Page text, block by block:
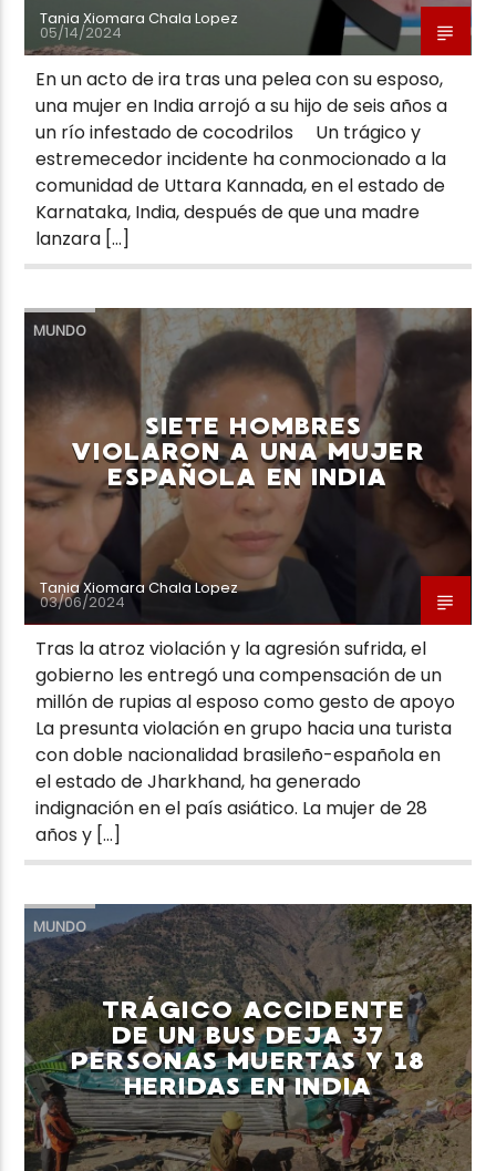
Tania Xiomara Chala Lopez
05/14/2024
En un acto de ira tras una pelea con su esposo,
una mujer en India arrojó a su hijo de seis años a
un río infestado de cocodrilos Un trágico y
estremecedor incidente ha conmocionado a la
comunidad de Uttara Kannada, en el estado de
Karnataka, India, después de que una madre
lanzara […]
MUNDO
SIETE HOMBRES
VIOLARON A UNA MUJER
ESPAÑOLA EN INDIA
Tania Xiomara Chala Lopez
03/06/2024
Tras la atroz violación y la agresión sufrida, el
gobierno les entregó una compensación de un
millón de rupias al esposo como gesto de apoyo
La presunta violación en grupo hacia una turista
con doble nacionalidad brasileño-española en
el estado de Jharkhand, ha generado
indignación en el país asiático. La mujer de 28
años y […]
MUNDO
TRÁGICO ACCIDENTE
DE UN BUS DEJA 37
PERSONAS MUERTAS Y 18
HERIDAS EN INDIA